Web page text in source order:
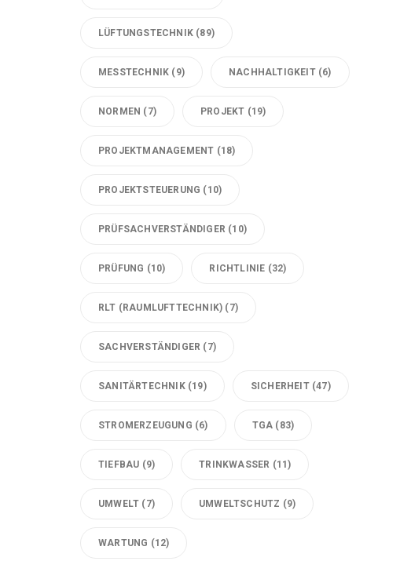
LÜFTUNGSTECHNIK (89)
MESSTECHNIK (9) NACHHALTIGKEIT(6)
NORMEN (7) PROJEKT (19)
PROJEKTMANAGEMENT (18)
PROJEKTSTEUERUNG (10)
PRÜFSACHVERSTÄNDIGER (10)
PRÜFUNG (10) RICHTLINIE (32)
RLT (RAUMLUFTTECHNIK) (7)
SACHVERSTÄNDIGER (7)
SANITÄRTECHNIK(19) SICHERHEIT(47)
STROMERZEUGUNG (6) TGA (83)
TIEFBAU (9) TRINKWASSER (11)
UMWELT (7) UMWELTSCHUTZ (9)
WARTUNG (12)